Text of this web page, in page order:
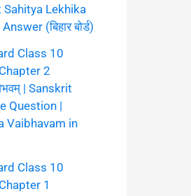
Sahitya Lekhika
(बिहार बोर्ड)
Class 10
2
| Sanskrit
Question |
Vaibhavam in
Class 10
1